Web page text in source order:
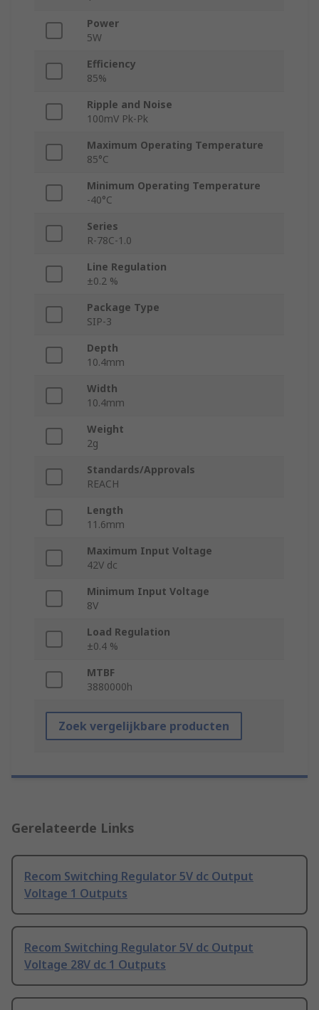
Power
5W
Efficiency
85%
Ripple and Noise
100mV Pk-Pk
Maximum Operating Temperature
85°C
Minimum Operating Temperature
-40°C
Series
R-78C-1.0
Line Regulation
±0.2 %
Package Type
SIP-3
Depth
10.4mm
Width
10.4mm
Weight
2g
Standards/Approvals
REACH
Length
11.6mm
Maximum Input Voltage
42V dc
Minimum Input Voltage
8V
Load Regulation
±0.4 %
MTBF
3880000h
Zoek vergelijkbare producten
Gerelateerde Links
Recom Switching Regulator 5V dc Output
Voltage 1 Outputs
Recom Switching Regulator 5V dc Output
Voltage 28V dc 1 Outputs